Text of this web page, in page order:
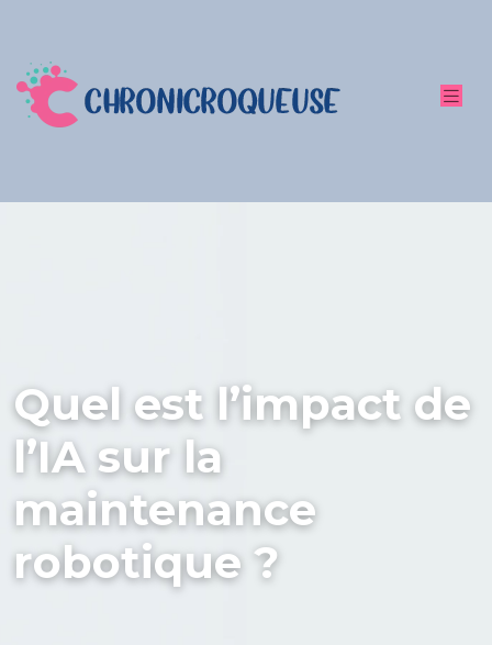
Quel est l’impact de
l’IA sur la
maintenance
robotique ?